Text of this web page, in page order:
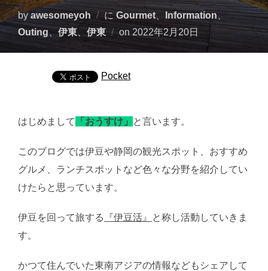
by awesomeyoh にGourmet Information、
Outing、伊東 伊東 on 投
2022年2月20日
Pocket
はじめまして 「おうすけ」 と言います。
このブログでは伊豆や静岡の観光スポット、おすすめ
グルメ、ランチスポットなど色々な分野を紹介してい
けたらと思っています。
伊豆を回って旅する 『伊豆活』
と称し活動していきま
す。
かつて住んでいた東南アジアの情報などもシェアして